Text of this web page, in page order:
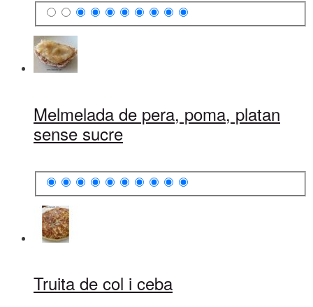
Melmelada de pera, poma, platan
sense sucre
Truita de col i ceba